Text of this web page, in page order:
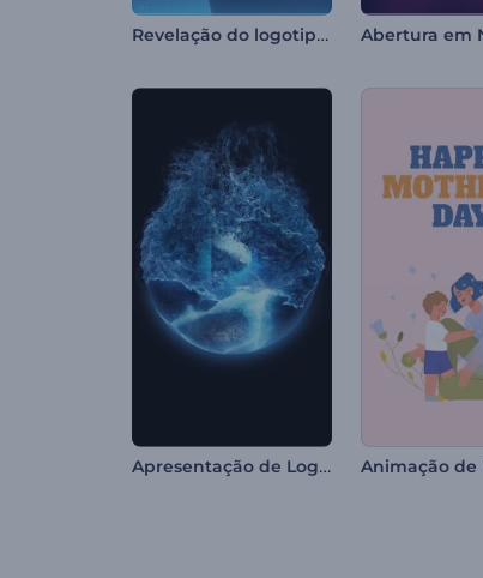
Revelação do logotipo da rena de Natal
Apresentação de Logo com Gelo Derretendo